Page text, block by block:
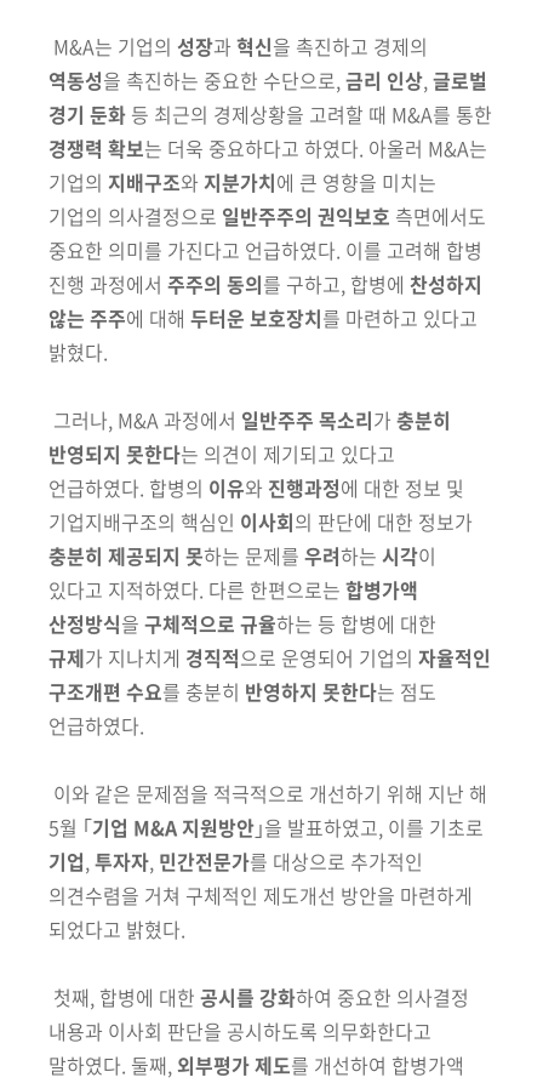
M&A는 기업의 성장과 혁신을 촉진하고 경제의
역동성을 촉진하는 중요한 수단으로,금리 인상,글로벌
경기 둔화 등 최근의 경제상황을 고려할 때 M&A를 통한
경쟁력 확보는 더욱 중요하다고 하였다. 아울러 M&A는
기업의 지배구조와 지분가치에 큰 영향을 미치는
기업의 의사결정으로 일반주주의 권익보호 측면에서도
중요한 의미를 가진다고 언급하였다. 이를 고려해 합병
진행 과정에서 주주의 동의를 구하고, 합병에 찬성하지
않는 주주에 대해 두터운 보호장치를 마련하고 있다고
밝혔다.
그러나, M&A 과정에서 일반주주 목소리가 충분히
반영되지 못한다는 의견이 제기되고 있다고
언급하였다. 합병의 이유와 진행과정에 대한 정보 및
기업지배구조의 핵심인 이사회의 판단에 대한 정보가
충분히 제공되지 못하는 문제를 우려하는 시각이
있다고 지적하였다. 다른 한편으로는 합병가액
산정방식을 구체적으로 규율하는 등 합병에 대한
규제가 지나치게 경직적으로 운영되어 기업의 자율적인
구조개편 수요를 충분히 반영하지 못한다는 점도
언급하였다.
이와 같은 문제점을 적극적으로 개선하기 위해 지난 해
5월 ｢기업 M&A지원방안｣을 발표하였고, 이를 기초로
기업,투자자, 민간전문가를 대상으로 추가적인
의견수렴을 거쳐 구체적인 제도개선 방안을 마련하게
되었다고 밝혔다.
첫째, 합병에 대한 공시를 강화하여 중요한 의사결정
내용과 이사회 판단을 공시하도록 의무화한다고
말하였다. 둘째,외부평가 제도를 개선하여 합병가액